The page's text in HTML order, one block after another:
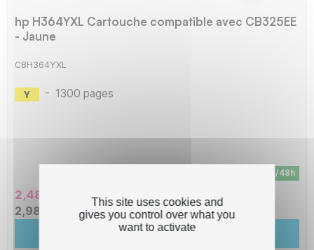
hp H364YXL Cartouche compatible avec CB325EE
- Jaune
C8H364YXL
- 1300 pages
En stock - Livraison sous 24/48h
2,48 € HT
2,98 € TTC
Ajouter au panier
This site uses cookies and
gives you control over what you
want to activate